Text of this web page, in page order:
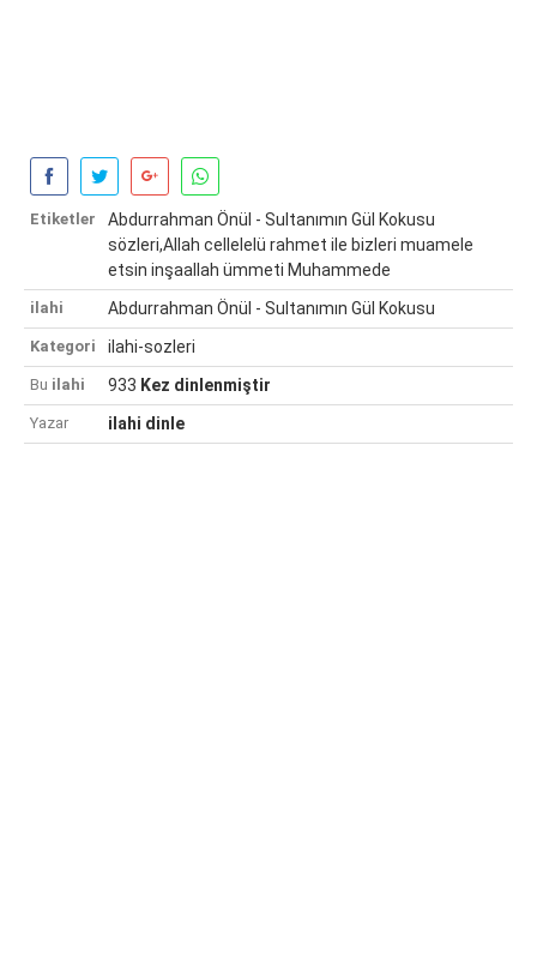
Etiketler
Abdurrahman Önül - Sultanımın Gül Kokusu
sözleri,Allah cellelelü rahmet ile bizleri muamele
etsin inşaallah ümmeti Muhammede
ilahi Abdurrahman Önül - Sultanımın Gül Kokusu
Kategori ilahi-sozleri
Bu ilahi 933 Kez dinlenmiştir
Yazar ilahi dinle